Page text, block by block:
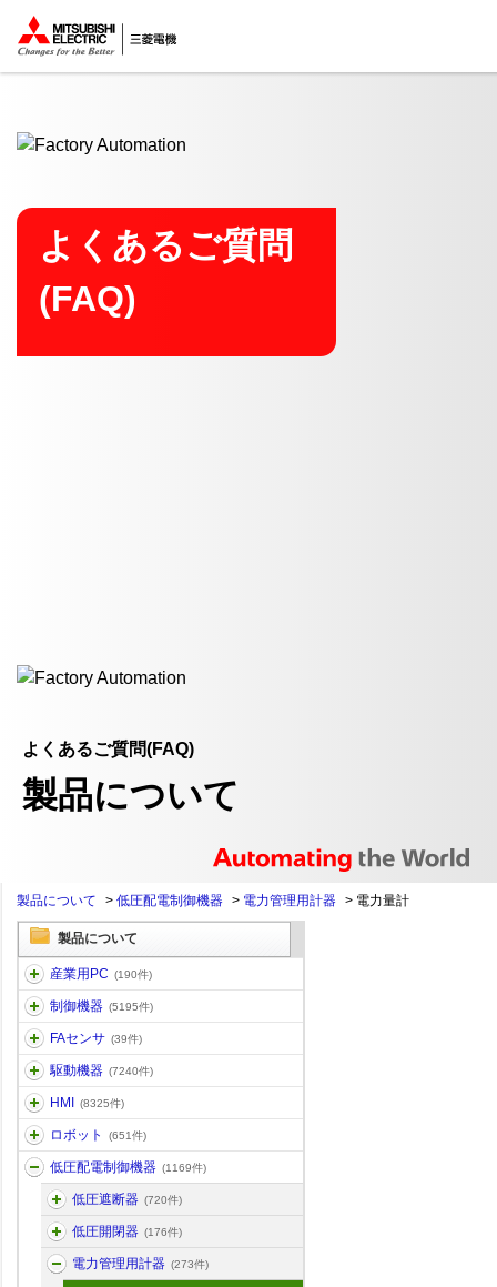
ここから本文
よくあるご質問
(FAQ)
よくあるご質問(FAQ)
製品について
製品について > 低圧配電制御機器 > 電力管理用計器 > 電力量計
製品について
産業用PC (190件)
制御機器 (5195件)
FAセンサ (39件)
駆動機器 (7240件)
HMI (8325件)
ロボット (651件)
低圧配電制御機器 (1169件)
低圧遮断器 (720件)
低圧開閉器 (176件)
電力管理用計器 (273件)